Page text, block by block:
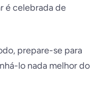
é celebrada de
prepare-se para
lo nada melhor do